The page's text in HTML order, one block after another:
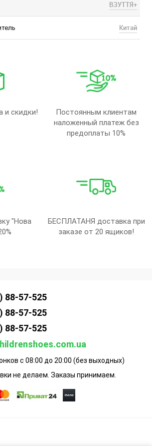
ВЗУТТЯ+
Китай
и скидки!
Постоянным клиентам
наложенный платеж без
предоплаты 10%
"Нова
БЕСПЛАТАНЯ доставка при
заказе от 20 ящиков!
88-57-525
88-57-525
88-57-525
с 08:00 до 20:00 (без выходных)
не делаем. Заказы принимаем.